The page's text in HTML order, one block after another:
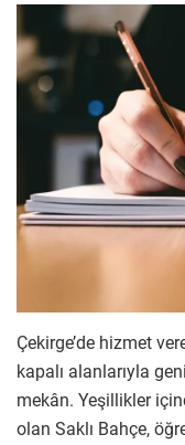
Çekirge’de hizmet
kapalı alanlarıyla
mekân. Yeşillikler
olan Saklı Bahçe,